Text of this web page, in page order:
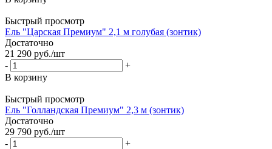
Быстрый просмотр
Ель "Царская Премиум" 2,1 м голубая (зонтик)
Достаточно
21 290 руб./шт
-
+
В корзину
Быстрый просмотр
Ель "Голландская Премиум" 2,3 м (зонтик)
Достаточно
29 790 руб./шт
-
+